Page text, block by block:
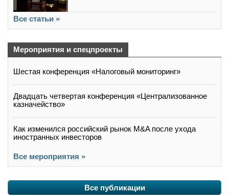
Все статьи »
Мероприятия и спецпроекты
Шестая конференция «Налоговый мониторинг»
Двадцать четвертая конференция «Централизованное
казначейство»
Как изменился российский рынок M&A после ухода
иностранных инвесторов
Все мероприятия »
Все публикации